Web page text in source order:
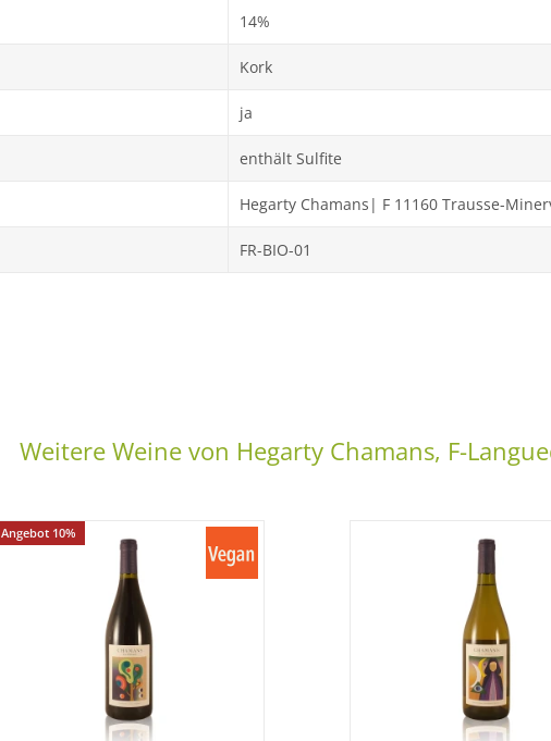
14%
Kork
ja
enthält Sulfite
Hegarty Chamans| F 11160 Trausse-
FR-BIO-01
Weitere Weine von Hegarty Chamans, F-
Angebot 10%